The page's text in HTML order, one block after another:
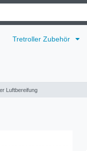
Tretroller Zubehör
Luftbereifung